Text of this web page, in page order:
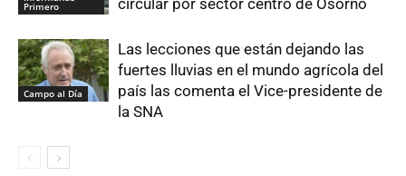
Primero
circular por sector centro de Osorno
Campo al Día
Las lecciones que están dejando las
fuertes lluvias en el mundo agrícola del
país las comenta el Vice-presidente de
la SNA